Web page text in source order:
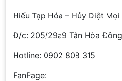
Hiếu Tạp Hóa – Hủy Diệt Mọi
Đ/c: 205/29a9 Tân Hòa
Hotline: 0902 808 315
FanPage: